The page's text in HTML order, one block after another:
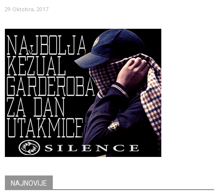
29 Oktobra, 2017
NAJNOVIJE